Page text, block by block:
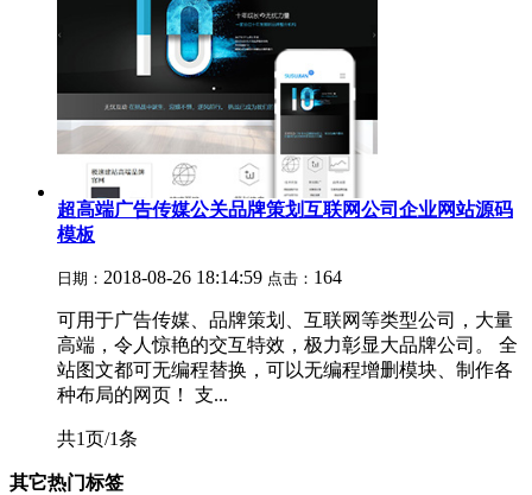
超高端广告传媒公关品牌策划互联网公司企业网站源码
模板
日期： 2018-08-26 18:14:59 点击： 164
可用于广告传媒、品牌策划、互联网等类型公司，大量
高端，令人惊艳的交互特效，极力彰显大品牌公司。 全
站图文都可无编程替换，可以无编程增删模块、制作各
种布局的网页！ 支...
共1页/1条
其它热门标签